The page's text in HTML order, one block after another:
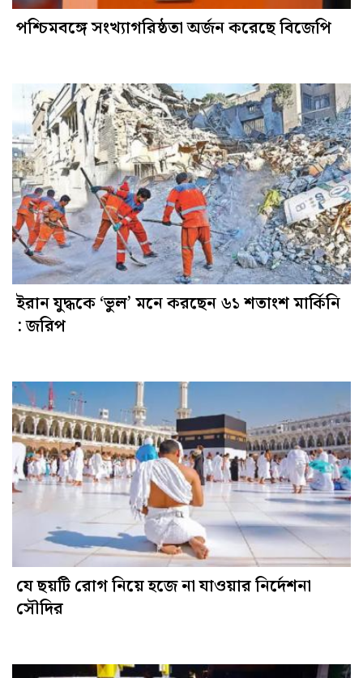
পশ্চিমবঙ্গে সংখ্যাগরিষ্ঠতা অর্জন করেছে বিজেপি
ইরান যুদ্ধকে ‘ভুল’ মনে করছেন ৬১ শতাংশ মার্কিনি
: জরিপ
যে ছয়টি রোগ নিয়ে হজে না যাওয়ার নির্দেশনা
সৌদির